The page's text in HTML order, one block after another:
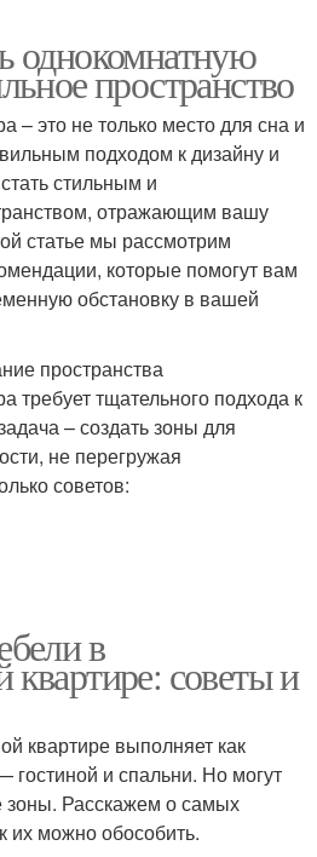
однокомнатную
пространство
– это не только место для сна и
подходом к дизайну и
стильным и
отражающим вашу
статье мы рассмотрим
которые помогут вам
обстановку в вашей
пространства
требует тщательного подхода к
– создать зоны для
не перегружая
советов:
в
квартире: советы и
квартире выполняет как
и спальни. Но могут
зоны. Расскажем о самых
их можно обособить.